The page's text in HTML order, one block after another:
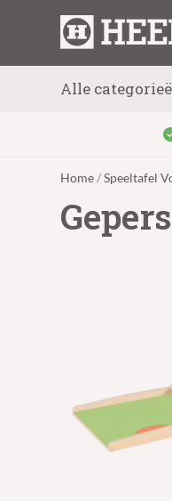
Alle
Home/Speeltafel